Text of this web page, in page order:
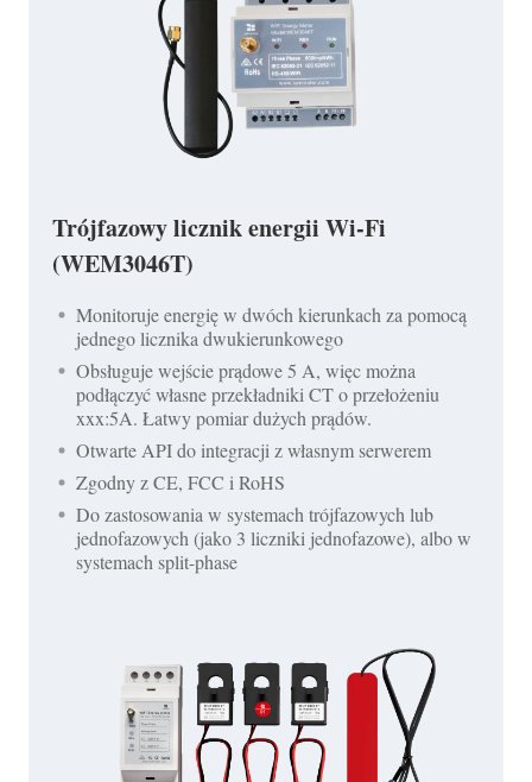
Trójfazowy licznik energii Wi-Fi
(WEM3046T)
Monitoruje energię w dwóch kierunkach za pomocą
jednego licznika dwukierunkowego
Obsługuje wejście prądowe 5 A, więc można
podłączyć własne przekładniki CT o przełożeniu
xxx:5A. Łatwy pomiar dużych prądów.
Otwarte API do integracji z własnym serwerem
Zgodny z CE, FCC i RoHS
Do zastosowania w systemach trójfazowych lub
jednofazowych (jako 3 liczniki jednofazowe), albo w
systemach split-phase